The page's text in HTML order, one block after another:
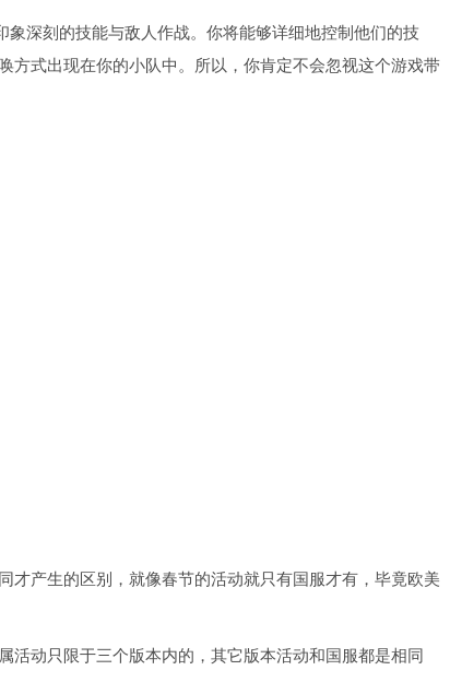
深刻的技能与敌人作战。你将能够详细地控制他们的技
方式出现在你的小队中。所以，你肯定不会忽视这个游戏带
才产生的区别，就像春节的活动就只有国服才有，毕竟欧美
活动只限于三个版本内的，其它版本活动和国服都是相同